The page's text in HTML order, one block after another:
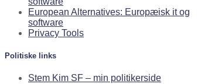
European Alternatives: Europæisk it og
software
Privacy Tools
Politiske links
Stem Kim SF – min politikerside